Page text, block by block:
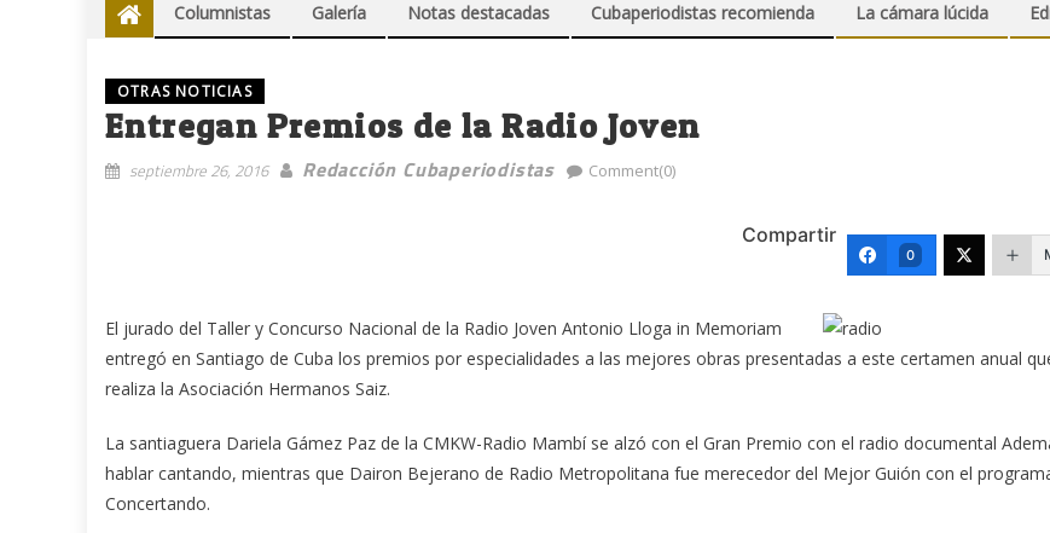
Columnistas Galería Notas destacadas Cubaperiodistas recomienda La cámara lúcida
OTRAS NOTICIAS
Entregan Premios de la Radio Joven
septiembre 26, 2016 Redacción Cubaperiodistas Comment(0)
Compartir
0
El jurado del Taller y Concurso Nacional de la Radio Joven Antonio Lloga in Memoriam
entregó en Santiago de Cuba los premios por especialidades a las mejores obras presentadas a este certamen anual
realiza la Asociación Hermanos Saiz.
La santiaguera Dariela Gámez Paz de la CMKW-Radio Mambí se alzó con el Gran Premio con el radio documental
hablar cantando, mientras que Dairon Bejerano de Radio Metropolitana fue merecedor del Mejor Guión con el
Concertando.